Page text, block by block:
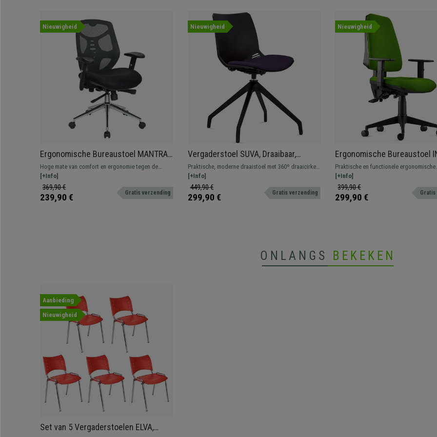
Nieuwigheid
Ergonomische Bureaustoel MANTRA,
Zeer Comfortabele Rugleuning,
Verstelbare Armleuningen, Gebruik 8
uur, Grijs
Hoge mate van comfort en ergonomie tegen de
beste prijs. Geschikt voor professioneel gebruik,
met verstelbare armleuningen en een snelle
verzending!
[+Info]
369,90 €
239,90 € Gratis verzending
Nieuwigheid
Vergaderstoel SUVA, Draaibaar,
Modern Ontwerp, Kleur Paars
Praktische, moderne draaistoel met 360º draaicirkel.
Aantrekkelijk ontwerp verkrijgbaar in diverse
kleuren.
[+Info]
449,90 €
299,90 € Gratis verzending
Nieuwigheid
Ergonomische Bureaustoel
Verstelbare Armleuningen,
stof
Praktische en functionele ergonomische
bureaustoel. Dit model is zeer
de dikke vulling bekleed met
[+Info]
399,90 €
299,90 €
ONLANGS BEKEKEN
Aanbieding
Nieuwigheid
Set van 5 Vergaderstoelen ELVA,